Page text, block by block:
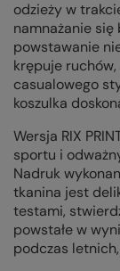
odzieży w
namnażanie
powstawanie
krępuje
casualowego
koszulka
Wersja RIX
sportu i
Nadruk
tkanina jest
testami,
powstałe w
podczas